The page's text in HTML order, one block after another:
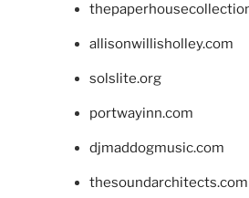
allisonwillisholley.com
solslite.org
portwayinn.com
djmaddogmusic.com
thesoundarchitects.com